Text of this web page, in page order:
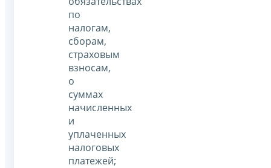
по
налогам,
сборам,
страховым
взносам,
о
суммах
начисленных
и
уплаченных
налоговых
платежей;